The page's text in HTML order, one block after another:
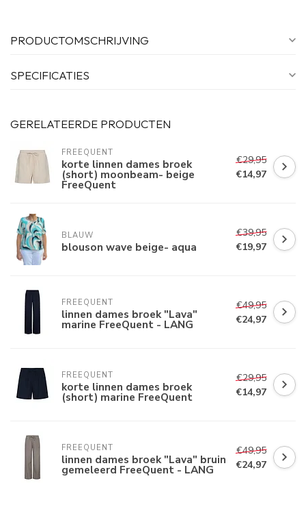
PRODUCTOMSCHRIJVING
SPECIFICATIES
GERELATEERDE PRODUCTEN
FREEQUENT
korte linnen dames broek
(short) moonbeam- beige
FreeQuent
€29,95
€14,97
BLAUW
blouson wave beige- aqua
€39,95
€19,97
FREEQUENT
linnen dames broek "Lava"
marine FreeQuent - LANG
€49,95
€24,97
FREEQUENT
korte linnen dames broek
(short) marine FreeQuent
€29,95
€14,97
FREEQUENT
linnen dames broek "Lava" bruin
gemeleerd FreeQuent - LANG
€49,95
€24,97